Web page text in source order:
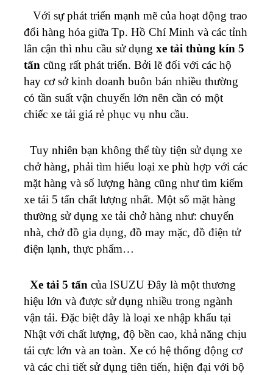
Với sự phát triển mạnh mẽ của hoạt động trao
đổi hàng hóa giữa Tp. Hồ Chí Minh và các tỉnh
lân cận thì nhu cầu sử dụng xe tải thùng kín 5
tấn cũng rất phát triển. Bởi lẽ đối với các hộ
hay cơ sở kinh doanh buôn bán nhiều thường
có tần suất vận chuyển lớn nên cần có một
chiếc xe tải giá rẻ phục vụ nhu cầu.
Tuy nhiên bạn không thể tùy tiện sử dụng xe
chở hàng, phải tìm hiểu loại xe phù hợp với các
mặt hàng và số lượng hàng cũng như tìm kiếm
xe tải 5 tấn chất lượng nhất. Một số mặt hàng
thường sử dụng xe tải chở hàng như: chuyển
nhà, chở đồ gia dụng, đồ may mặc, đồ điện tử
điện lạnh, thực phẩm…
Xe tải 5 tấn của ISUZU Đây là một thương
hiệu lớn và được sử dụng nhiều trong ngành
vận tải. Đặc biệt đây là loại xe nhập khẩu tại
Nhật với chất lượng, độ bền cao, khả năng chịu
tải cực lớn và an toàn. Xe có hệ thống động cơ
và các chi tiết sử dụng tiên tiến, hiện đại với bộ